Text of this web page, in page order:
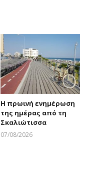
Η πρωινή ενημέρωση
της ημέρας από τη
Σκαλιώτισσα
07/08/2026